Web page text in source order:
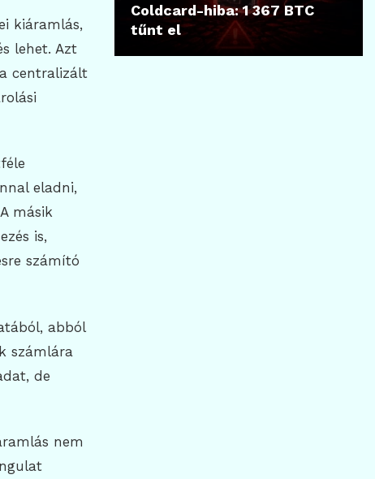
kiáramlás,
lehet. Azt
centralizált
eladni,
másik
is,
számító
abból
számlára
de
nem
Coldcard-hiba: 1 367 BTC
tűnt el